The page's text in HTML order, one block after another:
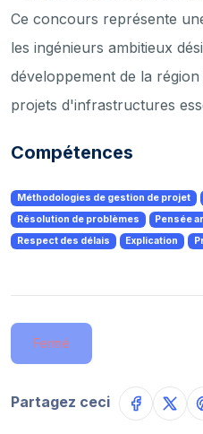
Ce concours représente
les ingénieurs ambitieux
développement de la
projets d'infrastructures
Compétences
Méthodologies de gestion de projet
Résolution de problèmes
Pensée
Respect des délais
Explication
Fermé
Partagez ceci